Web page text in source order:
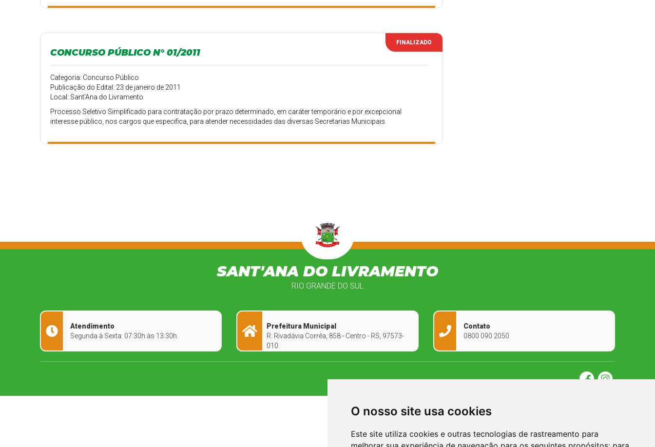
O nosso site usa cookies
Este site utiliza cookies e outras tecnologias de rastreamento para
FINALIZADO
CONCURSO PÚBLICO N° 01/2011
Categoria: Concurso Público
Publicação do Edital: 23 de janeiro de 2011
Local: Sant'Ana do Livramento
Processo Seletivo Simplificado para contratação por prazo determinado, em caráter temporário e por excepcional
interesse público, nos cargos que especifica, para atender necessidades das diversas Secretarias Municipais.
SANT'ANA DO LIVRAMENTO
RIO GRANDE DO SUL
Atendimento
Segunda à Sexta: 07:30h às 13:30h
Prefeitura Municipal
R. Rivadávia Corrêa, 858 - Centro - RS, 97573-
010
Contato
0800 090 2050